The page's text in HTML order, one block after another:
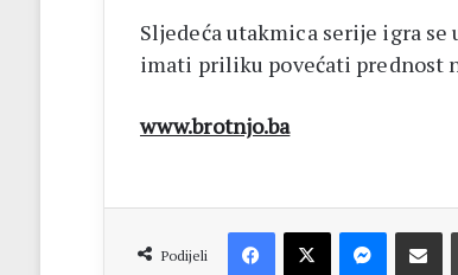
Sljedeća utakmica serije igra se
imati priliku povećati prednost
www.brotnjo.ba
Podijeli
Facebook
X Dijeli